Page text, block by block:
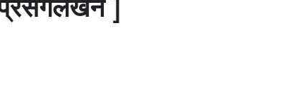
प्रसंगलेखन ]